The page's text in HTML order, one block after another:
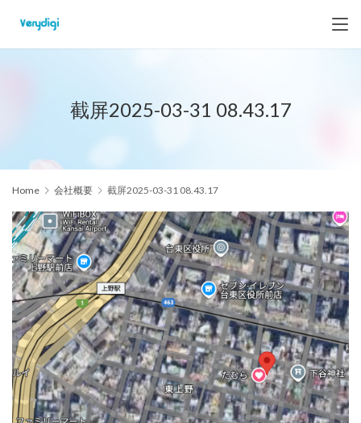
截屏2025-03-31 08.43.17
Home 会社概要 截屏2025-03-31 08.43.17